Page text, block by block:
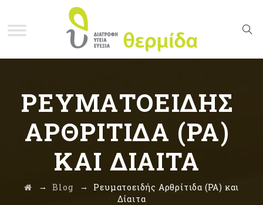
ΡΕΥΜΑΤΟΕΙΔΉΣ
ΑΡΘΡΊΤΙΔΑ (ΡΑ)
ΚΑΙ ΔΊΑΙΤΑ
→ Blog → Ρευματοειδής Αρθρίτιδα (ΡΑ) και
Δίαιτα